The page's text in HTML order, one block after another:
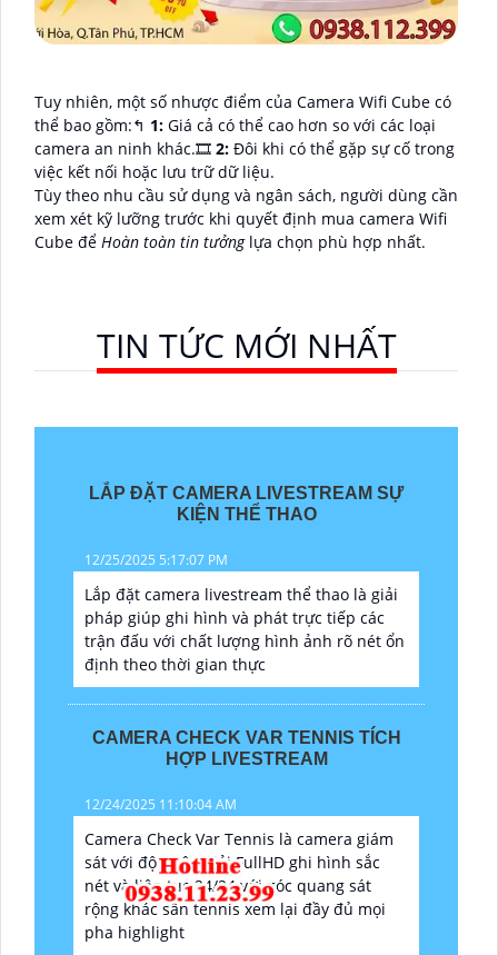
Tuy nhiên, một số nhược điểm của Camera Wifi Cube có
thể bao gồm:️↰ 1: Giá cả có thể cao hơn so với các loại
camera an ninh khác.🎞 2: Đôi khi có thể gặp sự cố trong
việc kết nối hoặc lưu trữ dữ liệu.
Tùy theo nhu cầu sử dụng và ngân sách, người dùng cần
xem xét kỹ lưỡng trước khi quyết định mua camera Wifi
Cube để Hoàn toàn tin tưởnglựa chọn phù hợp nhất.
TIN TỨC MỚI NHẤT
LẮP ĐẶT CAMERA LIVESTREAM SỰ
KIỆN THỂ THAO
12/25/2025 5:17:07 PM
Lắp đặt camera livestream thể thao là giải
pháp giúp ghi hình và phát trực tiếp các
trận đấu với chất lượng hình ảnh rõ nét ổn
định theo thời gian thực
CAMERA CHECK VAR TENNIS TÍCH
HỢP LIVESTREAM
12/24/2025 11:10:04 AM
Camera Check Var Tennis là camera giám
sát với độ phân giải FullHD ghi hình sắc
nét và liên tục 24/24 với góc quang sát
rộng khác sân tennis xem lại đầy đủ mọi
pha highlight